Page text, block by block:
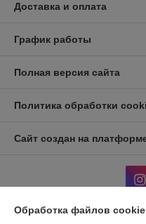
Доставка и оплата
График работы
Полная версия сайта
Политика обработки
Сайт создан на
Обработка файлов cookie